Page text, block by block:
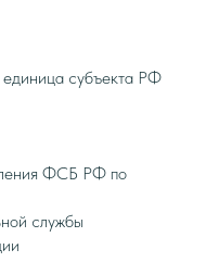
единица субъекта РФ
ФСБ РФ по
службы